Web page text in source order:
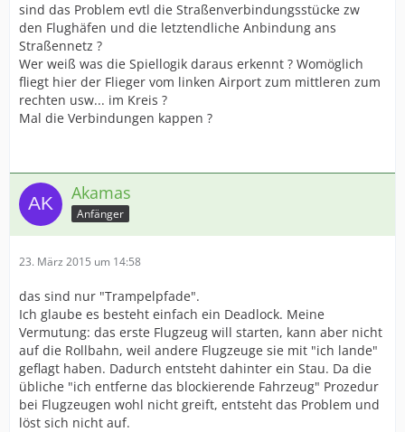
sind das Problem evtl die Straßenverbindungsstücke zw
den Flughäfen und die letztendliche Anbindung ans
Straßennetz ?
Wer weiß was die Spiellogik daraus erkennt ? Womöglich
fliegt hier der Flieger vom linken Airport zum mittleren zum
rechten usw... im Kreis ?
Mal die Verbindungen kappen ?
Akamas
Anfänger
23. März 2015 um 14:58
das sind nur "Trampelpfade".
Ich glaube es besteht einfach ein Deadlock. Meine
Vermutung: das erste Flugzeug will starten, kann aber nicht
auf die Rollbahn, weil andere Flugzeuge sie mit "ich lande"
geflagt haben. Dadurch entsteht dahinter ein Stau. Da die
übliche "ich entferne das blockierende Fahrzeug" Prozedur
bei Flugzeugen wohl nicht greift, entsteht das Problem und
löst sich nicht auf.